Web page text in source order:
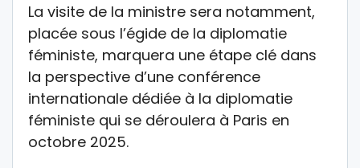
La visite de la ministre sera notamment,
placée sous l’égide de la diplomatie
féministe, marquera une étape clé dans
la perspective d’une conférence
internationale dédiée à la diplomatie
féministe qui se déroulera à Paris en
octobre 2025.